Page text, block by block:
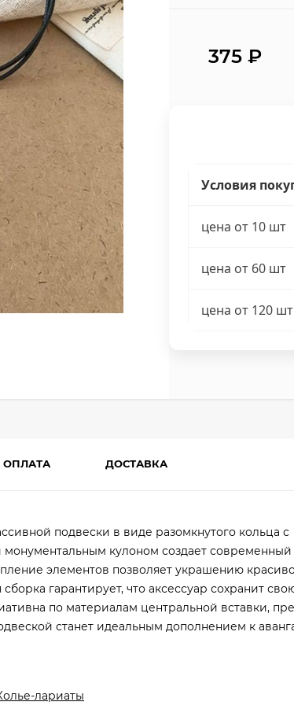
375₽
Условия
цена от 10 шт
цена от 60 шт
цена от 120 шт
ОПЛАТА ДОСТАВКА
подвески в виде разомкнутого кольца с
кулоном создает современный
элементов позволяет украшению
гарантирует, что аксессуар сохранит
по материалам центральной вставки,
станет идеальным дополнением к
лариаты